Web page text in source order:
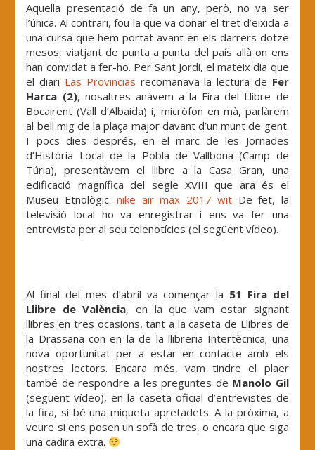
Aquella presentació de fa un any, però, no va ser
l’única. Al contrari, fou la que va donar el tret d’eixida a
una cursa que hem portat avant en els darrers dotze
mesos, viatjant de punta a punta del país allà on ens
han convidat a fer-ho. Per Sant Jordi, el mateix dia que
el diari Las Provincias recomanava la lectura de Fer
Harca (2), nosaltres anàvem a la Fira del Llibre de
Bocairent (Vall d’Albaida) i, micròfon en mà, parlàrem
al bell mig de la plaça major davant d’un munt de gent.
I pocs dies després, en el marc de les Jornades
d’Història Local de la Pobla de Vallbona (Camp de
Túria), presentàvem el llibre a la Casa Gran, una
edificació magnífica del segle XVIII que ara és el
Museu Etnològic.nike air max 2017 wit De fet, la
televisió local ho va enregistrar i ens va fer una
entrevista per al seu telenotícies (el següent vídeo).
Al final del mes d’abril va començar la 51 Fira del
Llibre de València, en la que vam estar signant
llibres en tres ocasions, tant a la caseta de Llibres de
la Drassana con en la de la llibreria Intertècnica; una
nova oportunitat per a estar en contacte amb els
nostres lectors. Encara més, vam tindre el plaer
també de respondre a les preguntes de Manolo Gil
(següent vídeo), en la caseta oficial d’entrevistes de
la fira, si bé una miqueta apretadets. A la pròxima, a
veure si ens posen un sofà de tres, o encara que siga
una cadira extra.